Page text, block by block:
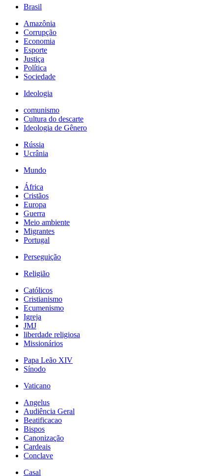
Brasil
Amazônia
Corrupção
Economia
Esporte
Justiça
Política
Sociedade
Ideologia
comunismo
Cultura do descarte
Ideologia de Gênero
Rússia
Ucrânia
Mundo
África
Cristãos
Europa
Guerra
Meio ambiente
Migrantes
Portugal
Perseguição
Religião
Católicos
Cristianismo
Ecumenismo
Igreja
JMJ
liberdade religiosa
Missionários
Papa Leão XIV
Sínodo
Vaticano
Angelus
Audiência Geral
Beatificacao
Bispos
Canonização
Cardeais
Conclave
Casal